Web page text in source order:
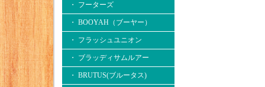
・ フーターズ
・ BOOYAH（ブーヤー）
・ フラッシュユニオン
・ ブラッディサムルアー
・ BRUTUS(ブルータス)